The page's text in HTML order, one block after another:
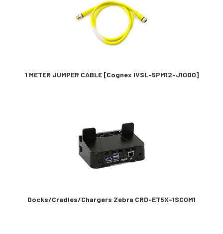
1 METER JUMPER CABLE [Cognex IVSL-5PM12-J1000]
Docks/Cradles/Chargers Zebra CRD-ET5X-1SCOM1